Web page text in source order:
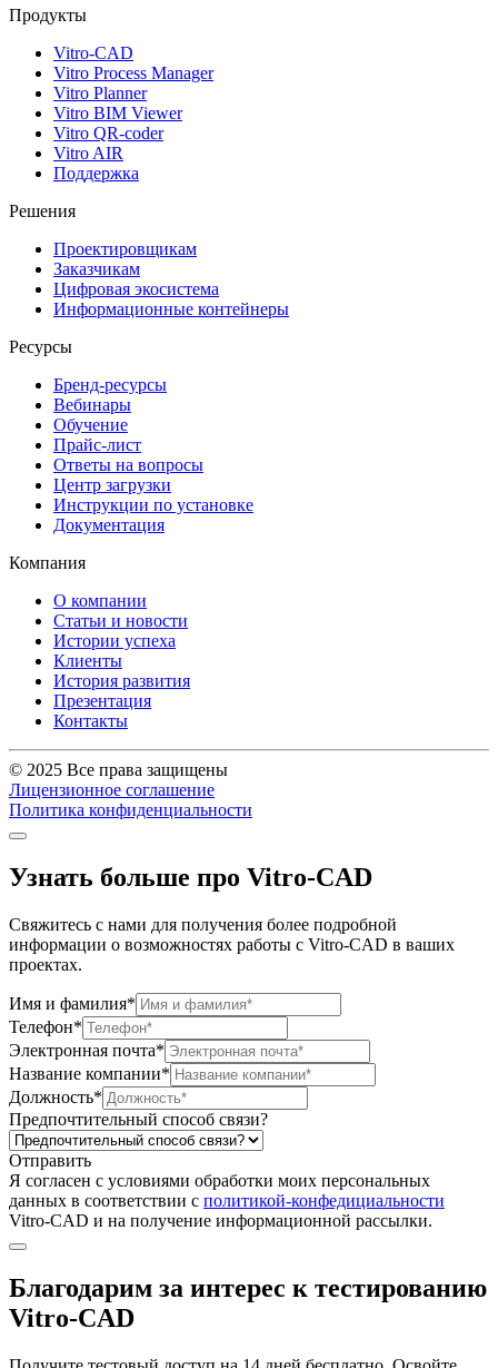
Продукты
Vitro-CAD
Vitro Process Manager
Vitro Planner
Vitro BIM Viewer
Vitro QR-coder
Vitro AIR
Поддержка
Решения
Проектировщикам
Заказчикам
Цифровая экосистема
Информационные контейнеры
Ресурсы
Бренд-ресурсы
Вебинары
Обучение
Прайс-лист
Ответы на вопросы
Центр загрузки
Инструкции по установке
Документация
Компания
О компании
Статьи и новости
Истории успеха
Клиенты
История развития
Презентация
Контакты
© 2025 Все права защищены
Лицензионное соглашение
Политика конфиденциальности
Узнать больше про Vitro-CAD
Свяжитесь с нами для получения более подробной
информации о возможностях работы с Vitro-CAD в ваших
проектах.
Имя и фамилия*
Телефон*
Электронная почта*
Название компании*
Должность*
Предпочтительный способ связи?
Отправить
Я согласен c условиями обработки моих персональных
данных в соответствии с политикой-конфедициальности
Vitro-CAD и на получение информационной рассылки.
Благодарим за интерес к тестированию
Vitro-CAD